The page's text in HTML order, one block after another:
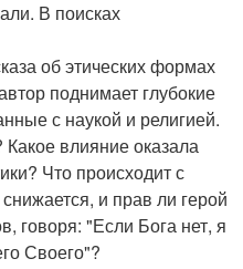
В поисках
об этических формах
поднимает глубокие
с наукой и религией.
Какое влияние оказала
Что происходит с
и прав ли герой
говоря: "Если Бога нет, я
Своего"?